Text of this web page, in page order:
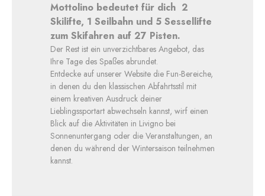
Mottolino bedeutet für dich 2
Skilifte, 1 Seilbahn und 5 Sessellifte
zum Skifahren auf 27 Pisten.
Der Rest ist ein unverzichtbares Angebot, das
Ihre Tage des Spaßes abrundet.
Entdecke auf unserer Website die Fun-Bereiche,
in denen du den klassischen Abfahrtsstil mit
einem kreativen Ausdruck deiner
Lieblingssportart abwechseln kannst, wirf einen
Blick auf die Aktivitäten in Livigno bei
Sonnenuntergang oder die Veranstaltungen, an
denen du während der Wintersaison teilnehmen
kannst.